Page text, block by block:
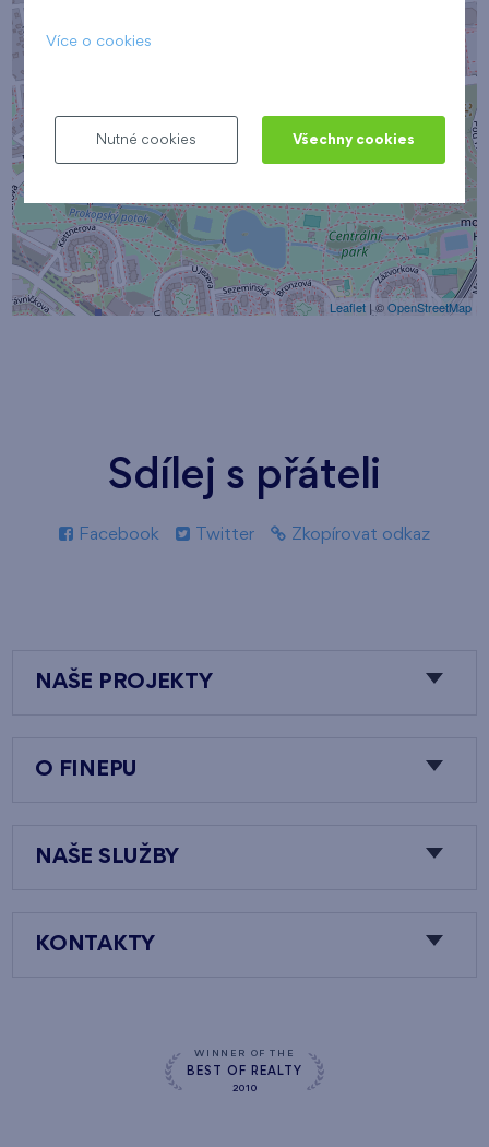
Leaflet| ©OpenStreetMap
Sdílej s přáteli
Facebook Twitter Zkopírovat odkaz
NAŠE PROJEKTY
O FINEPU
NAŠE SLUŽBY
KONTAKTY
WINNER OF THE
BEST OF REALTY
2010
Více o cookies
Nutné cookies Všechny cookies